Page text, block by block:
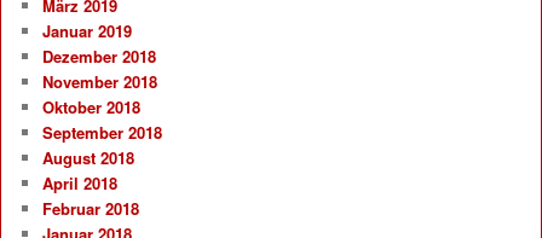
März 2019
Januar 2019
Dezember 2018
November 2018
Oktober 2018
September 2018
August 2018
April 2018
Februar 2018